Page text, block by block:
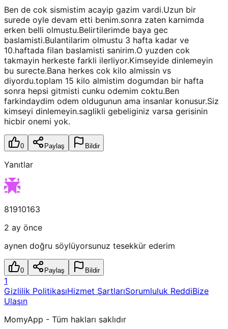
Ben de cok sismistim acayip gazim vardi.Uzun bir
surede oyle devam etti benim.sonra zaten karnimda
erken belli olmustu.Belirtilerimde baya gec
baslamisti.Bulantilarim olmustu 3 hafta kadar ve
10.haftada filan baslamisti sanirim.O yuzden cok
takmayin herkeste farkli ilerliyor.Kimseyide dinlemeyin
bu surecte.Bana herkes cok kilo almissin vs
diyordu.toplam 15 kilo almistim dogumdan bir hafta
sonra hepsi gitmisti cunku odemim coktu.Ben
farkindaydim odem oldugunun ama insanlar konusur.Siz
kimseyi dinlemeyin.saglikli gebeliginiz varsa gerisinin
hicbir onemi yok.
0 Paylaş Bildir
Yanıtlar
81910163
2 ay önce
aynen doğru söylüyorsunuz tesekkür ederim
0 Paylaş Bildir
1
Gizlilik PolitikasıHizmet ŞartlarıSorumluluk ReddiBize
Ulaşın
MomyApp - Tüm hakları saklıdır